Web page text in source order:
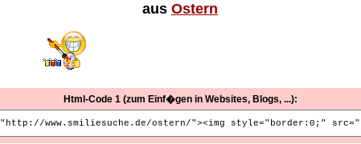
aus Ostern
Html-Code 1 (zum Einf�gen in Websites, Blogs, ...):